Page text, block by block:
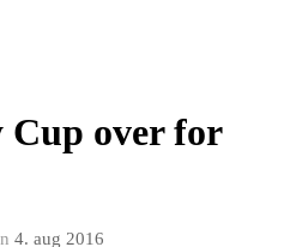
Cup over for
4. aug 2016